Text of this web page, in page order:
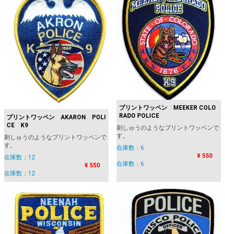
プリントワッペン AKARON POLI
CE K9
刺しゅうのようなプリントワッペンで
す。
在庫数：12
¥ 550
在庫数：12
プリントワッペン MEEKER COLO
RADO POLICE
刺しゅうのようなプリントワッペンで
す。
在庫数：6
¥ 550
在庫数：6